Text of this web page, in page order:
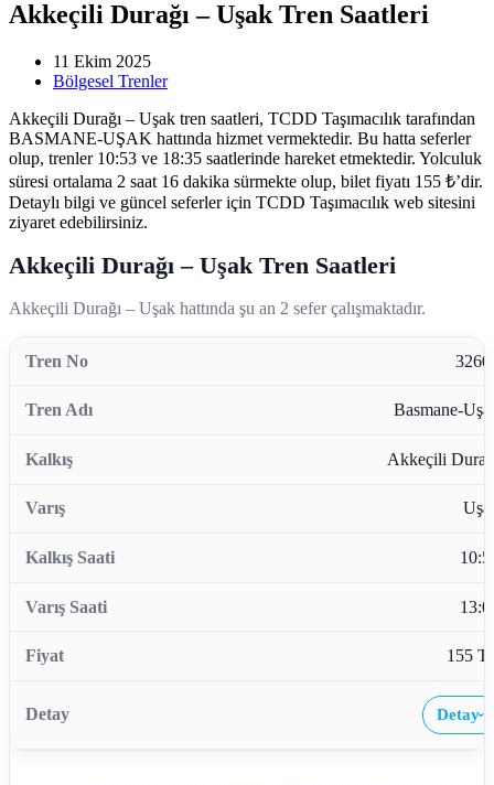
Akkeçili Durağı – Uşak Tren Saatleri
11 Ekim 2025
Bölgesel Trenler
Akkeçili Durağı – Uşak tren saatleri, TCDD Taşımacılık tarafından
BASMANE-UŞAK hattında hizmet vermektedir. Bu hatta seferler
olup, trenler 10:53 ve 18:35 saatlerinde hareket etmektedir. Yolculuk
süresi ortalama 2 saat 16 dakika sürmekte olup, bilet fiyatı 155 ₺’dir.
Detaylı bilgi ve güncel seferler için TCDD Taşımacılık web sitesini
ziyaret edebilirsiniz.
Akkeçili Durağı – Uşak Tren Saatleri
Akkeçili Durağı – Uşak hattında şu an 2 sefer çalışmaktadır.
Basmane-
Akkeçili
155
Detay›